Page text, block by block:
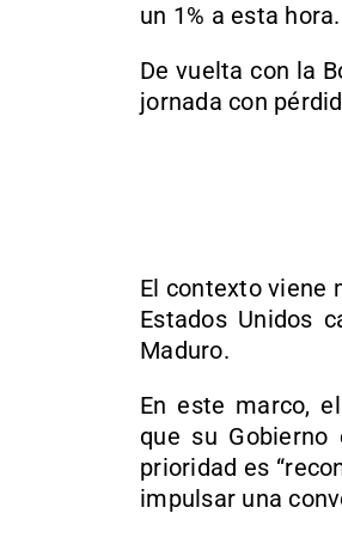
un 1% a esta hora.
De vuelta con la
jornada con
El contexto viene
Estados Unidos
Maduro.
En este marco,
que su Gobierno
prioridad es
impulsar una